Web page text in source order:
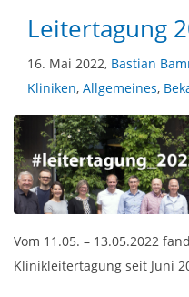
Leitertagung
16. Mai 2022, Bastian
Kliniken, Allgemeines,
Vom 11.05. – 13.05.2022
Klinikleitertagung seit Juni